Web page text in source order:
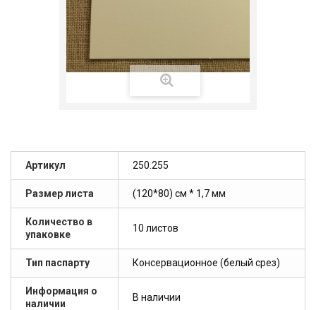
Артикул 250.255
Размер листа (120*80) см * 1,7 мм
Количество в
упаковке
10 листов
Тип паспарту Консервационное (белый срез)
Информация о
наличии
В наличии